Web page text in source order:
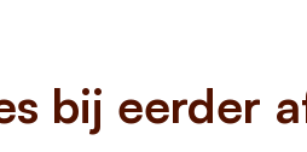
bij eerder